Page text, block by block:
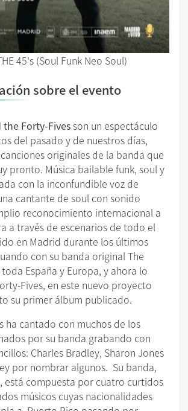
45's (Soul Funk Neo Soul)
sobre el evento
the Forty-Fivesson un espectáculo
del pasado y de nuestros días,
originales de la banda que
pronto. Música bailable funk, soul y
con la inconfundible voz de
cantante de soul con sonido
reconocimiento internacional a
a través de escenarios de todo el
en Madrid durante los últimos
con su banda original The
España y Europa, y ahora lo
Fives, en este nuevo proyecto
su primer álbum publicado.
ha cantado con muchos de los
por su banda grabando con
Charles Bradley, Sharon Jones
por nombrar algunos. Su banda,
está compuesta por cuatro curtidos
músicos cuyas nacionalidades